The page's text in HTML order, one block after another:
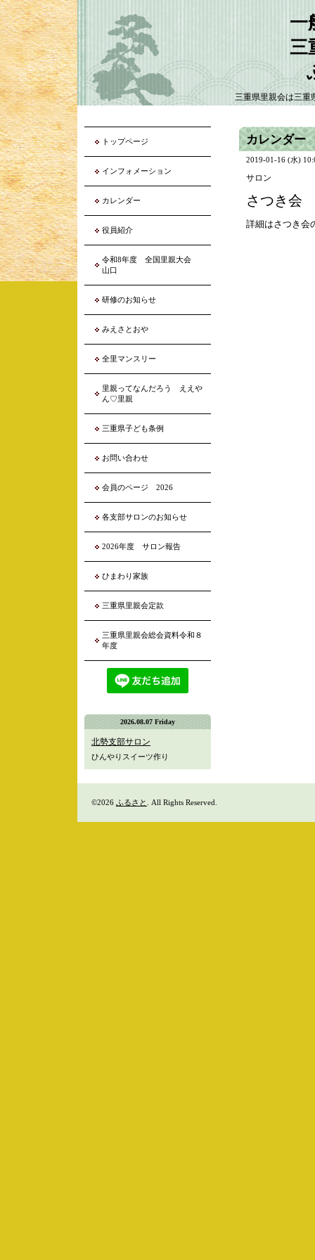
一
三
三重県里親会は三重
カレンダー
2019-01-16 (水)
サロン
さつき会
詳細はさつき会
トップページ
インフォメーション
カレンダー
役員紹介
令和8年度 全国里親大会
山口
研修のお知らせ
みえさとおや
全里マンスリー
里親ってなんだろう ええや
ん♡里親
三重県子ども条例
お問い合わせ
会員のページ 2026
各支部サロンのお知らせ
2026年度 サロン報告
ひまわり家族
三重県里親会定款
三重県里親会総会資料令和８
年度
2026.08.07 Friday
北勢支部サロン
ひんやりスイーツ作り
©2026 ふるさと . All Rights Reserved.